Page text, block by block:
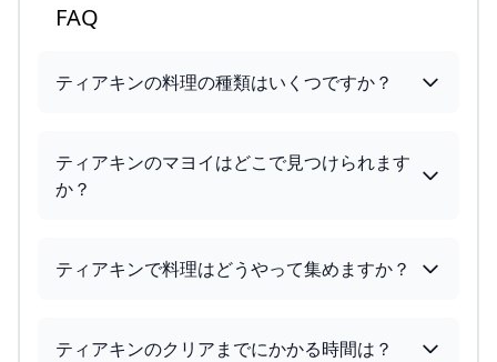
FAQ
ティアキンの料理の種類はいくつですか？
ティアキンのマヨイはどこで見つけられます
か？
ティアキンで料理はどうやって集めますか？
ティアキンのクリアまでにかかる時間は？